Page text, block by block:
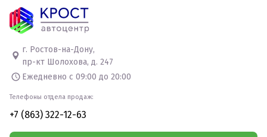
г. Ростов-на-Дону,
пр-кт Шолохова, д. 247
Ежедневно с 09:00 до 20:00
Телефоны отдела продаж:
+7 (863) 322-12-63